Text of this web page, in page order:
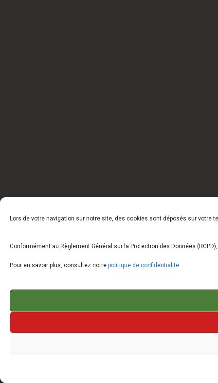
Lors de votre navigation sur notre site, des cookies sont déposés sur votre
Conformément au Règlement Général sur la Protection des Données
Pour en savoir plus, consultez notre politique de confidentialité.